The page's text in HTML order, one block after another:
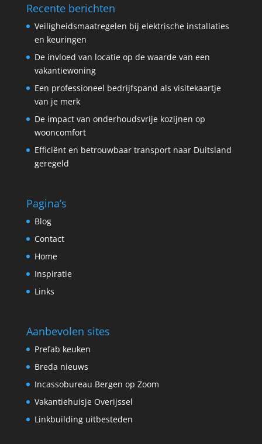
Recente berichten
Veiligheidsmaatregelen bij elektrische installaties
en keuringen
De invloed van locatie op de waarde van een
vakantiewoning
Een professioneel bedrijfspand als visitekaartje
van je merk
De impact van onderhoudsvrije kozijnen op
wooncomfort
Efficiënt en betrouwbaar transport naar Duitsland
geregeld
Pagina’s
Blog
Contact
Home
Inspiratie
Links
Aanbevolen sites
Prefab keuken
Breda nieuws
Incassobureau Bergen op Zoom
Vakantiehuisje Overijssel
Linkbuilding uitbesteden